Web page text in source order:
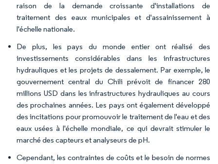
raison de la demande croissante d'installations de
traitement des eaux municipales et d'assainissement à
l'échelle nationale.
De plus, les pays du monde entier ont réalisé des
investissements considérables dans les infrastructures
hydrauliques et les projets de dessalement. Par exemple, le
gouvernement central du Chili prévoit de financer 280
millions USD dans les infrastructures hydrauliques au cours
des prochaines années. Les pays ont également développé
des incitations pour promouvoir le traitement de l'eau et des
eaux usées à l'échelle mondiale, ce qui devrait stimuler le
marché des capteurs et analyseurs de pH.
Cependant, les contraintes de coûts et le besoin de normes